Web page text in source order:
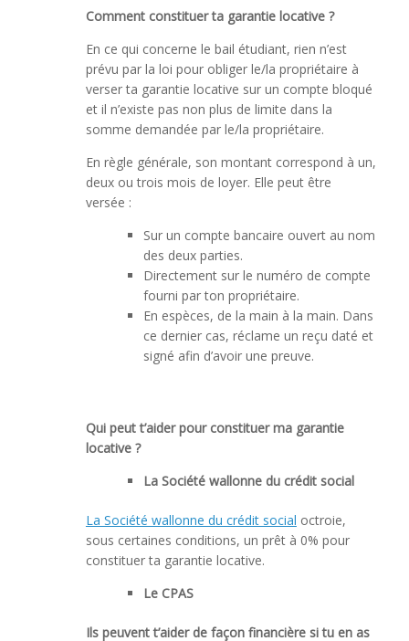
Comment constituer ta garantie locative ?
En ce qui concerne le bail étudiant, rien n’est
prévu par la loi pour obliger le/la propriétaire à
verser ta garantie locative sur un compte bloqué
et il n’existe pas non plus de limite dans la
somme demandée par le/la propriétaire.
En règle générale, son montant correspond à un,
deux ou trois mois de loyer. Elle peut être
versée :
Sur un compte bancaire ouvert au nom
des deux parties.
Directement sur le numéro de compte
fourni par ton propriétaire.
En espèces, de la main à la main. Dans
ce dernier cas, réclame un reçu daté et
signé afin d’avoir une preuve.
Qui peut t’aider pour constituer ma garantie
locative ?
La Société wallonne du crédit social
La Société wallonne du crédit social octroie,
sous certaines conditions, un prêt à 0% pour
constituer ta garantie locative.
Le CPAS
Ils peuvent t’aider de façon financière si tu en as